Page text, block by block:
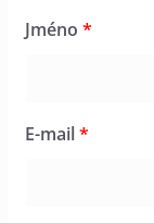
Jméno *
E-mail*